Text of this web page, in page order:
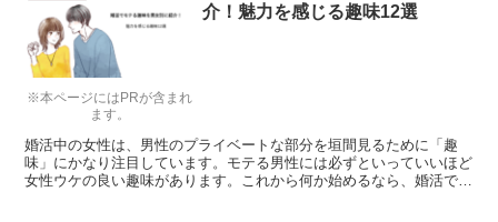
※本ページにはPRが含まれ
ます。
介！魅力を感じる趣味12選
婚活中の女性は、男性のプライベートな部分を垣間見るために「趣
味」にかなり注目しています。モテる男性には必ずといっていいほど
女性ウケの良い趣味があります。これから何か始めるなら、婚活で効